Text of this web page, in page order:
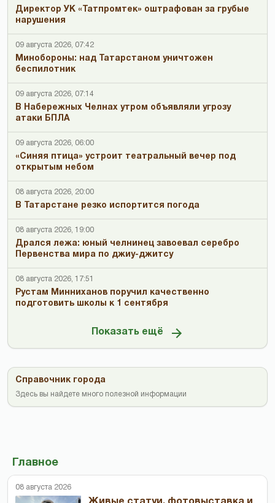
Директор УК «Татпромтек» оштрафован за грубые
нарушения
09 августа 2026, 07:42
Минобороны: над Татарстаном уничтожен
беспилотник
09 августа 2026, 07:14
В Набережных Челнах утром объявляли угрозу
атаки БПЛА
09 августа 2026, 06:00
«Синяя птица» устроит театральный вечер под
открытым небом
08 августа 2026, 20:00
В Татарстане резко испортится погода
08 августа 2026, 19:00
Дрался лежа: юный челнинец завоевал серебро
Первенства мира по джиу-джитсу
08 августа 2026, 17:51
Рустам Минниханов поручил качественно
подготовить школы к 1 сентября
Показать ещё
Справочник города
Здесь вы найдете много полезной информации
Главное
08 августа 2026